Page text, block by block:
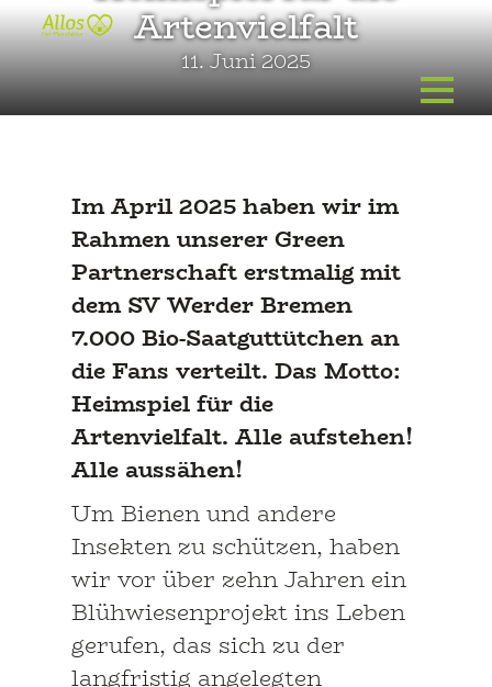
Zum
Inhalt
springen
Artenvielfalt
11. Juni 2025
Im April 2025 haben wir im
Rahmen unserer Green
Partnerschaft erstmalig mit
dem SV Werder Bremen
7.000 Bio-Saatguttütchen an
die Fans verteilt. Das Motto:
Heimspiel für die
Artenvielfalt. Alle aufstehen!
Alle aussähen!
Um Bienen und andere
Insekten zu schützen, haben
wir vor über zehn Jahren ein
Blühwiesenprojekt ins Leben
gerufen, das sich zu der
langfristig angelegten